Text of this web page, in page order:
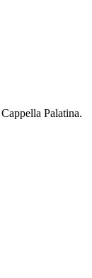
Palatina.